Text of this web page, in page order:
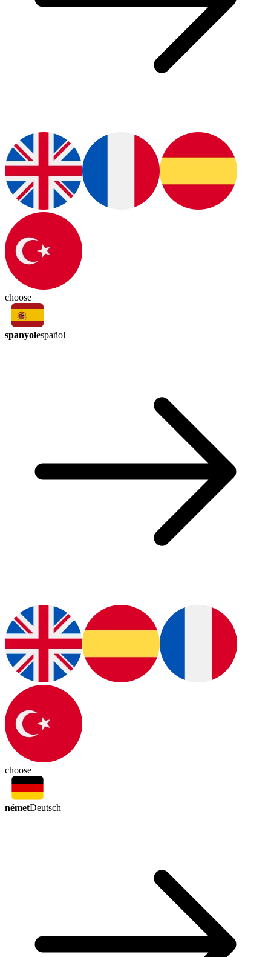
choose
spanyolespañol
choose
németDeutsch